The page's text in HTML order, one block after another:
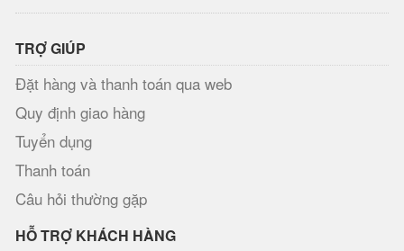
TRỢ GIÚP
Đặt hàng và thanh toán qua web
Quy định giao hàng
Tuyển dụng
Thanh toán
Câu hỏi thường gặp
HỖ TRỢ KHÁCH HÀNG